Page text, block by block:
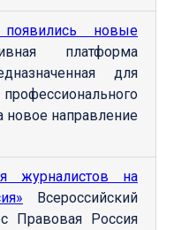
новые
платформа
для
новое направление
журналистов на
Всероссийский
Правовая Россия